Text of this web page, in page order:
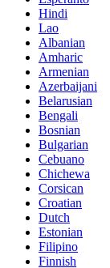
Hindi
Lao
Albanian
Amharic
Armenian
Azerbaijani
Belarusian
Bengali
Bosnian
Bulgarian
Cebuano
Chichewa
Corsican
Croatian
Dutch
Estonian
Filipino
Finnish